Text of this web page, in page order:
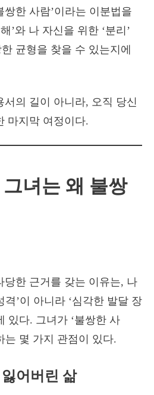
쌍한 사람’이라는 이분법을
’와 나 자신을 위한 ‘분리’
균형을 찾을 수 있는지에
서의 길이 아니라, 오직 당신
마지막 여정이다.
녀는 왜 불쌍
당한 근거를 갖는 이유는, 나
격’이 아니라 ‘심각한 발달 장
있다. 그녀가 ‘불쌍한 사
는 몇 가지 관점이 있다.
잃어버린 삶